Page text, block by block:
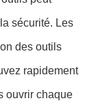
sécurité. Les
des outils
rapidement
ouvrir chaque